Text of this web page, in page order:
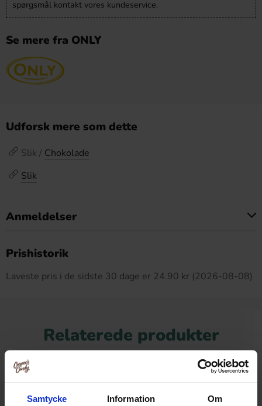
Samtycke Information Om
spørgsmål kontakt vores kundeservice.
Se mere fra ONLY
Udforsk mere som dette
Slik / Chokolade
Slik
Anmeldelser
Prishistorik
Laveste pris i de sidste 30 dage er 24.90 kr (2026-08-08)
Relaterede produkter